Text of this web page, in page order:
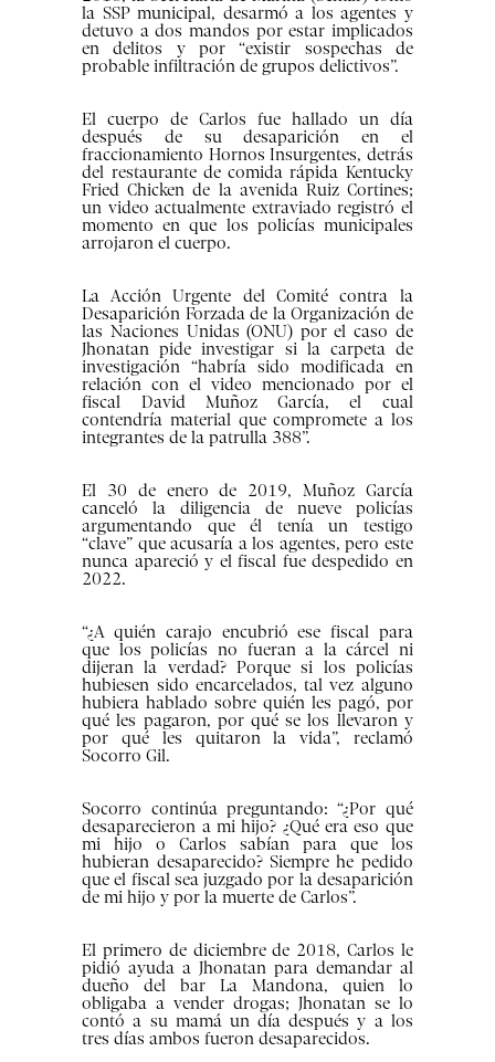
la SSP municipal, desarmó a los agentes y
detuvo a dos mandos por estar implicados
en delitos y por “existir sospechas de
probable infiltración de grupos delictivos”.
El cuerpo de Carlos fue hallado un día
después de su desaparición en el
fraccionamiento Hornos Insurgentes, detrás
del restaurante de comida rápida Kentucky
Fried Chicken de la avenida Ruiz Cortines;
un video actualmente extraviado registró el
momento en que los policías municipales
arrojaron el cuerpo.
La Acción Urgente del Comité contra la
Desaparición Forzada de la Organización de
las Naciones Unidas (ONU) por el caso de
Jhonatan pide investigar si la carpeta de
investigación “habría sido modificada en
relación con el video mencionado por el
fiscal David Muñoz García, el cual
contendría material que compromete a los
integrantes de la patrulla 388”.
El 30 de enero de 2019, Muñoz García
canceló la diligencia de nueve policías
argumentando que él tenía un testigo
“clave” que acusaría a los agentes, pero este
nunca apareció y el fiscal fue despedido en
2022.
“¿A quién carajo encubrió ese fiscal para
que los policías no fueran a la cárcel ni
dijeran la verdad? Porque si los policías
hubiesen sido encarcelados, tal vez alguno
hubiera hablado sobre quién les pagó, por
qué les pagaron, por qué se los llevaron y
por qué les quitaron la vida”, reclamó
Socorro Gil.
Socorro continúa preguntando: “¿Por qué
desaparecieron a mi hijo? ¿Qué era eso que
mi hijo o Carlos sabían para que los
hubieran desaparecido? Siempre he pedido
que el fiscal sea juzgado por la desaparición
de mi hijo y por la muerte de Carlos”.
El primero de diciembre de 2018, Carlos le
pidió ayuda a Jhonatan para demandar al
dueño del bar La Mandona, quien lo
obligaba a vender drogas; Jhonatan se lo
contó a su mamá un día después y a los
tres días ambos fueron desaparecidos.